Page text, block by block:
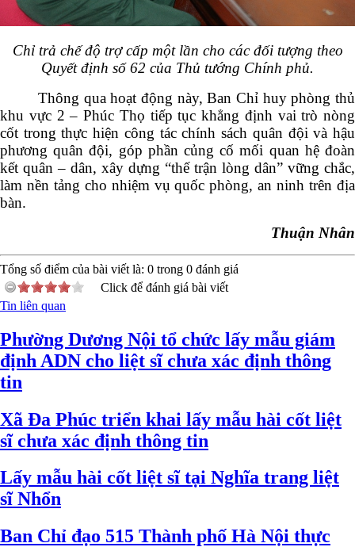
Chỉ trả chế độ trợ cấp một lần cho các đối tượng theo
Quyết định số 62 của Thủ tướng Chính phủ.
Thông qua hoạt động này, Ban Chỉ huy phòng thủ
khu vực 2 – Phúc Thọ tiếp tục khẳng định vai trò nòng
cốt trong thực hiện công tác chính sách quân đội và hậu
phương quân đội, góp phần củng cố mối quan hệ đoàn
kết quân – dân, xây dựng “thế trận lòng dân” vững chắc,
làm nền tảng cho nhiệm vụ quốc phòng, an ninh trên địa
bàn.
Thuận Nhân
Tổng số điểm của bài viết là: 0 trong 0 đánh giá
Click để đánh giá bài viết
Tin liên quan
Phường Dương Nội tổ chức lấy mẫu giám
định ADN cho liệt sĩ chưa xác định thông
tin
Xã Đa Phúc triển khai lấy mẫu hài cốt liệt
sĩ chưa xác định thông tin
Lấy mẫu hài cốt liệt sĩ tại Nghĩa trang liệt
sĩ Nhổn
Ban Chỉ đạo 515 Thành phố Hà Nội thực